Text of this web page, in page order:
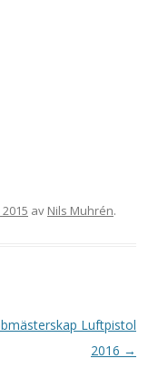
av Nils Muhrén.
Luftpistol
2016 →